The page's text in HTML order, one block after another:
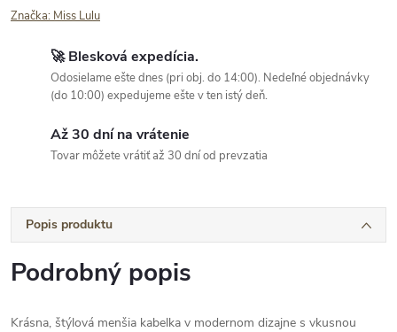
Značka: Miss Lulu
🚀 Blesková expedícia.
Odosielame ešte dnes (pri obj. do 14:00). Nedeľné objednávky
(do 10:00) expedujeme ešte v ten istý deň.
Až 30 dní na vrátenie
Tovar môžete vrátiť až 30 dní od prevzatia
Popis produktu
Podrobný popis
Krásna, štýlová menšia kabelka v modernom dizajne s vkusnou